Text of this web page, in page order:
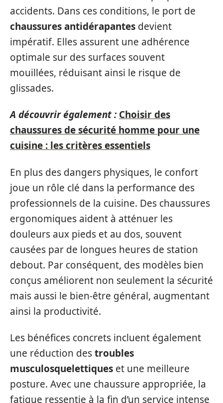
accidents. Dans ces conditions, le port de
chaussures antidérapantes devient
impératif. Elles assurent une adhérence
optimale sur des surfaces souvent
mouillées, réduisant ainsi le risque de
glissades.
A découvrir également : Choisir des
chaussures de sécurité homme pour une
cuisine : les critères essentiels
En plus des dangers physiques, le confort
joue un rôle clé dans la performance des
professionnels de la cuisine. Des chaussures
ergonomiques aident à atténuer les
douleurs aux pieds et au dos, souvent
causées par de longues heures de station
debout. Par conséquent, des modèles bien
conçus améliorent non seulement la sécurité
mais aussi le bien-être général, augmentant
ainsi la productivité.
Les bénéfices concrets incluent également
une réduction destroubles
musculosquelettiques et une meilleure
posture. Avec une chaussure appropriée, la
fatigue ressentie à la fin d’un service intense